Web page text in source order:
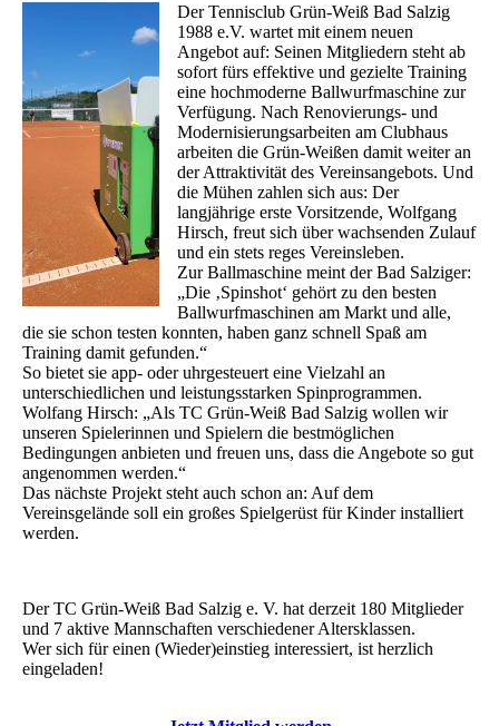
Der Tennisclub Grün-Weiß Bad Salzig
1988 e.V. wartet mit einem neuen
Angebot auf: Seinen Mitgliedern steht ab
sofort fürs effektive und gezielte Training
eine hochmoderne Ballwurfmaschine zur
Verfügung. Nach Renovierungs- und
Modernisierungsarbeiten am Clubhaus
arbeiten die Grün-Weißen damit weiter an
der Attraktivität des Vereinsangebots. Und
die Mühen zahlen sich aus: Der
langjährige erste Vorsitzende, Wolfgang
Hirsch, freut sich über wachsenden Zulauf
und ein stets reges Vereinsleben.
Zur Ballmaschine meint der Bad Salziger:
„Die ‚Spinshot‘ gehört zu den besten
Ballwurfmaschinen am Markt und alle,
die sie schon testen konnten, haben ganz schnell Spaß am
Training damit gefunden.“
So bietet sie app- oder uhrgesteuert eine Vielzahl an
unterschiedlichen und leistungsstarken Spinprogrammen.
Wolfang Hirsch: „Als TC Grün-Weiß Bad Salzig wollen wir
unseren Spielerinnen und Spielern die bestmöglichen
Bedingungen anbieten und freuen uns, dass die Angebote so gut
angenommen werden.“
Das nächste Projekt steht auch schon an: Auf dem
Vereinsgelände soll ein großes Spielgerüst für Kinder installiert
werden.
Der TC Grün-Weiß Bad Salzig e. V. hat derzeit 180 Mitglieder
und 7 aktive Mannschaften verschiedener Altersklassen.
Wer sich für einen (Wieder)einstieg interessiert, ist herzlich
eingeladen!